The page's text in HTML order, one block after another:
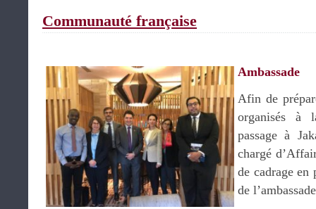
Communauté française
Ambassade
Afin de
organisés à
passage à
chargé
de cadrage en
de